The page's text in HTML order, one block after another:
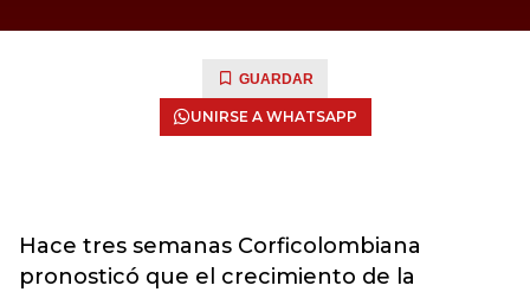
GUARDAR
UNIRSE A WHATSAPP
Hace tres semanas Corficolombiana
pronosticó que el crecimiento de la